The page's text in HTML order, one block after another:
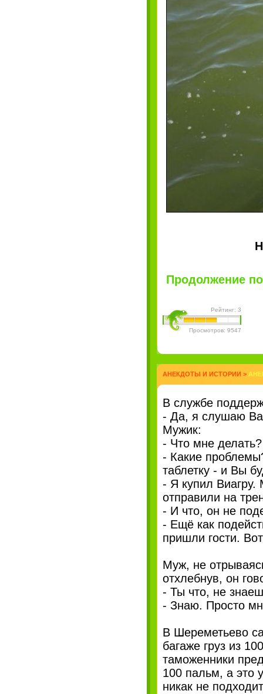
Продолжение
Рейтинг: 3
Просмотров: 9547
АНЕКДОТЫ И ИСТОРИИ >
В службе
- Да, я слушаю
Мужик:
- Что мне делать?
- Какие
таблетку - и Вы
- Я купил
отправили на
- И что, он не
- Ещё как
пришли гости.
Муж, не
отхлебнув, он
- Ты что, не
- Знаю. Просто
В Шереметьево
багаже груз из
таможенники
100 пальм, а это
никак не